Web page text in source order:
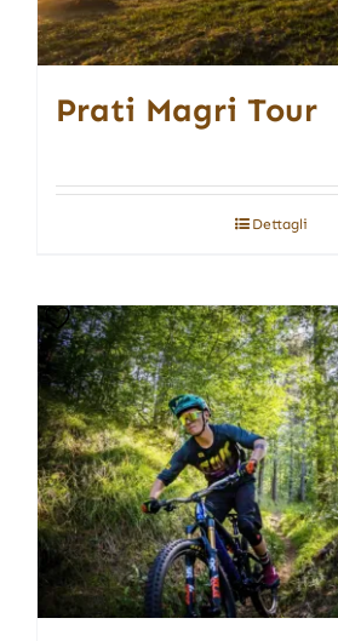
Prati Magri Tour
Dettagli